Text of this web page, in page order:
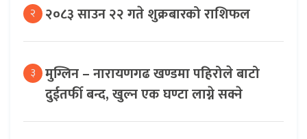
२ २०८३ साउन २२ गते शुक्रबारको राशिफल
३ मुग्लिन – नारायणगढ खण्डमा पहिरोले बाटो
दुईतर्फी बन्द, खुल्न एक घण्टा लाग्ने सक्ने